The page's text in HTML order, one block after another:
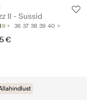
II - Sussid
36 37 38 39 40
€